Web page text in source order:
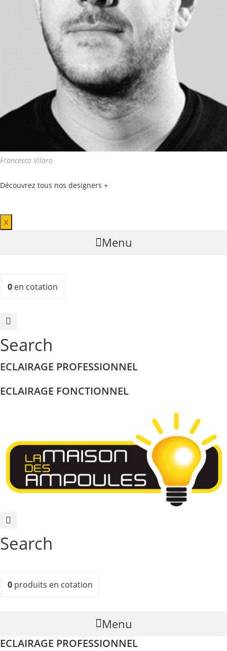
Francesco Vilaro
Découvrez tous nos designers +
X
Menu
0 en cotation
Search
ECLAIRAGE PROFESSIONNEL
ECLAIRAGE FONCTIONNEL
Search
0 produits en cotation
Menu
ECLAIRAGE PROFESSIONNEL